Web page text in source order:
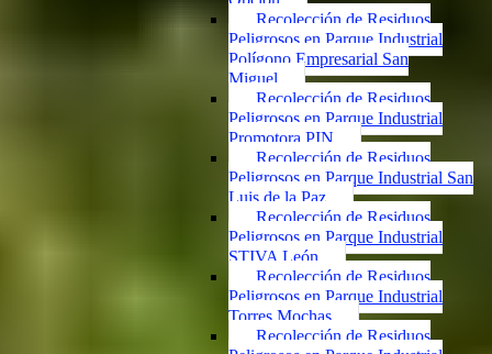
Recolección de Residuos
Peligrosos en Parque Industrial
Polígono Empresarial San
Miguel
Recolección de Residuos
Peligrosos en Parque Industrial
Promotora PIN
Recolección de Residuos
Peligrosos en Parque Industrial San
Luis de la Paz
Recolección de Residuos
Peligrosos en Parque Industrial
STIVA León
Recolección de Residuos
Peligrosos en Parque Industrial
Torres Mochas
Recolección de Residuos